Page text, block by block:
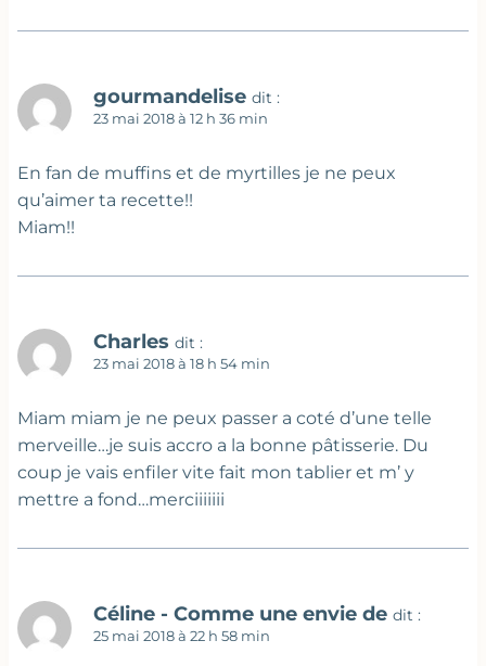
gourmandelise dit :
23 mai 2018 à 12 h 36 min
En fan de muffins et de myrtilles je ne peux
qu’aimer ta recette!!
Miam!!
Charles dit :
23 mai 2018 à 18 h 54 min
Miam miam je ne peux passer a coté d’une telle
merveille…je suis accro a la bonne pâtisserie. Du
coup je vais enfiler vite fait mon tablier et m’ y
mettre a fond…merciiiiiii
Céline - Comme une envie de dit :
25 mai 2018 à 22 h 58 min